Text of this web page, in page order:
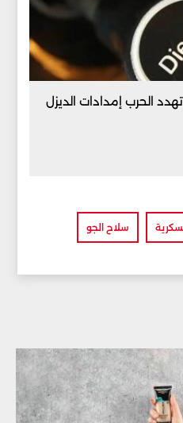
الحرب إمدادات الديزل
سلاح الجو